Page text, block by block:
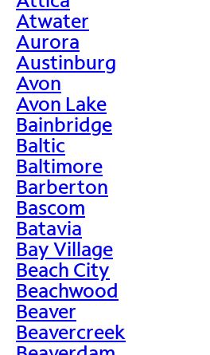
Atwater
Aurora
Austinburg
Avon
Avon Lake
Bainbridge
Baltic
Baltimore
Barberton
Bascom
Batavia
Bay Village
Beach City
Beachwood
Beaver
Beavercreek